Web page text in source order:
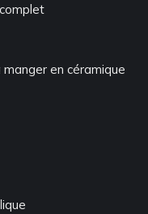
en céramique